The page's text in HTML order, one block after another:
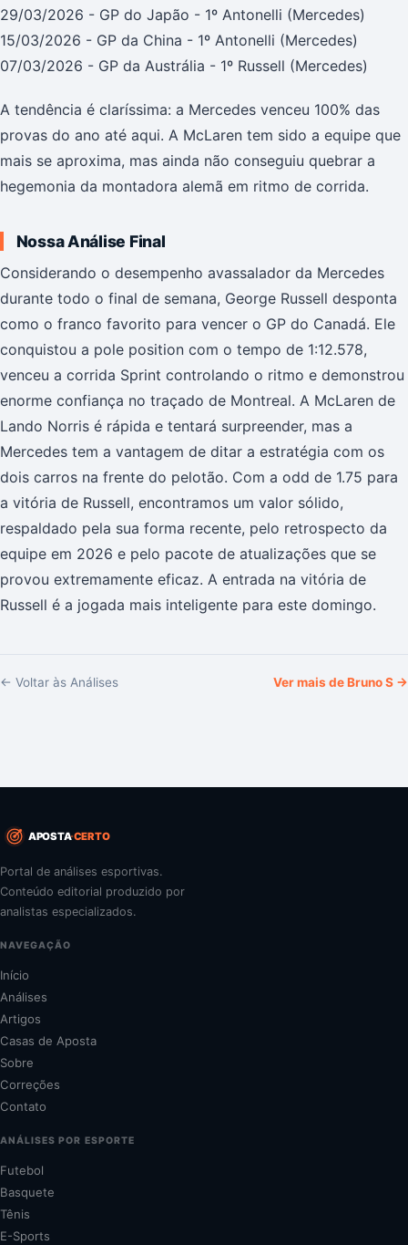
29/03/2026 - GP do Japão - 1º Antonelli (Mercedes)
15/03/2026 - GP da China - 1º Antonelli (Mercedes)
07/03/2026 - GP da Austrália - 1º Russell (Mercedes)
A tendência é claríssima: a Mercedes venceu 100% das
provas do ano até aqui. A McLaren tem sido a equipe que
mais se aproxima, mas ainda não conseguiu quebrar a
hegemonia da montadora alemã em ritmo de corrida.
Nossa Análise Final
Considerando o desempenho avassalador da Mercedes
durante todo o final de semana, George Russell desponta
como o franco favorito para vencer o GP do Canadá. Ele
conquistou a pole position com o tempo de 1:12.578,
venceu a corrida Sprint controlando o ritmo e demonstrou
enorme confiança no traçado de Montreal. A McLaren de
Lando Norris é rápida e tentará surpreender, mas a
Mercedes tem a vantagem de ditar a estratégia com os
dois carros na frente do pelotão. Com a odd de 1.75 para
a vitória de Russell, encontramos um valor sólido,
respaldado pela sua forma recente, pelo retrospecto da
equipe em 2026 e pelo pacote de atualizações que se
provou extremamente eficaz. A entrada na vitória de
Russell é a jogada mais inteligente para este domingo.
← Voltar às Análises Ver mais deBruno S →
APOSTACERTO
Portal de análises esportivas.
Conteúdo editorial produzido por
analistas especializados.
NAVEGAÇÃO
Início
Análises
Artigos
Casas de Aposta
Sobre
Correções
Contato
ANÁLISES POR ESPORTE
Futebol
Basquete
Tênis
E-Sports